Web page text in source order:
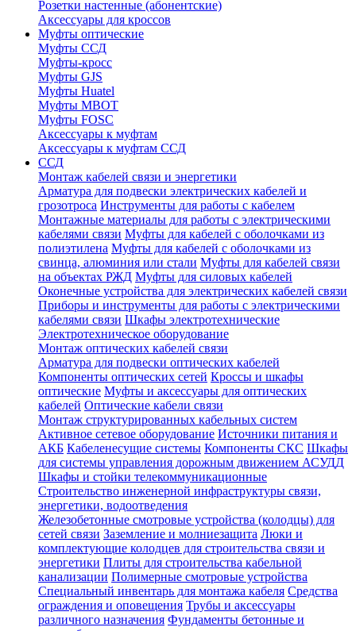
Розетки настенные (абонентские)
Аксессуары для кроссов
Муфты оптические
Муфты ССД
Муфты-кросс
Муфты GJS
Муфты Huatel
Муфты МВОТ
Муфты FOSC
Аксессуары к муфтам
Аксессуары к муфтам ССД
ССД
Монтаж кабелей связи и энергетики
Арматура для подвески электрических кабелей и
грозотроса Инструменты для работы с кабелем
Монтажные материалы для работы с электрическими
кабелями связи Муфты для кабелей с оболочками из
полиэтилена Муфты для кабелей с оболочками из
свинца, алюминия или стали Муфты для кабелей связи
на объектах РЖД Муфты для силовых кабелей
Оконечные устройства для электрических кабелей связи
Приборы и инструменты для работы с электрическими
кабелями связи Шкафы электротехнические
Электротехническое оборудование
Монтаж оптических кабелей связи
Арматура для подвески оптических кабелей
Компоненты оптических сетей Кроссы и шкафы
оптические Муфты и аксессуары для оптических
кабелей Оптические кабели связи
Монтаж структурированных кабельных систем
Активное сетевое оборудование Источники питания и
АКБ Кабеленесущие системы Компоненты СКС Шкафы
для системы управления дорожным движением АСУДД
Шкафы и стойки телекоммуникационные
Строительство инженерной инфраструктуры связи,
энергетики, водоотведения
Железобетонные смотровые устройства (колодцы) для
сетей связи Заземление и молниезащита Люки и
комплектующие колодцев для строительства связи и
энергетики Плиты для строительства кабельной
канализации Полимерные смотровые устройства
Специальный инвентарь для монтажа кабеля Средства
ограждения и оповещения Трубы и аксессуары
различного назначения Фундаменты бетонные и